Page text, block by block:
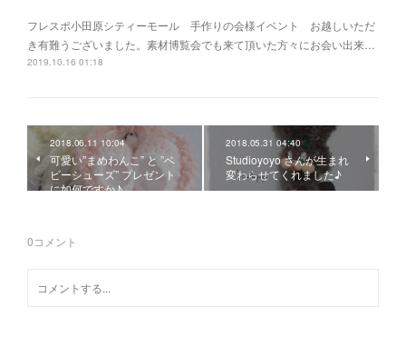
フレスポ小田原シティーモール 手作りの会様イベント お越しいただ
き有難うございました。素材博覧会でも来て頂いた方々にお会い出来…
2019.10.16 01:18
2018.06.11 10:04
可愛い”まめわんこ” と ”ベ
ビーシューズ” プレゼント
に如何ですか♪
2018.05.31 04:40
Studioyoyo さんが生まれ
変わらせてくれました♪
0コメント